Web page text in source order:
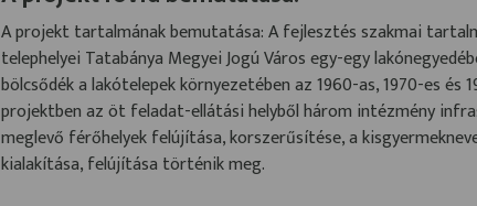
A projekt tartalmának bemutatása: A fejlesztés szakmai
telephelyei Tatabánya Megyei Jogú Város egy-egy
bölcsődék a lakótelepek környezetében az 1960-as, 1970-es és
projektben az öt feladat-ellátási helyből három intézmény
meglevő férőhelyek felújítása, korszerűsítése, a
kialakítása, felújítása történik meg.